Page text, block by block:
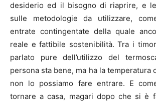
desiderio ed il bisogno di riaprire, e
sulle metodologie da utilizzare,
entrate contingentate della quale
reale e fattibile sostenibilità. Tra i
parlato pure dell’utilizzo del
persona sta bene, ma ha la temperatura
non lo possiamo fare entrare. E
tornare a casa, magari dopo che si è